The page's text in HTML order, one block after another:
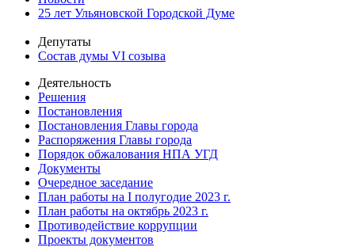
25 лет Ульяновской Городской Думе
Депутаты
Состав думы VI созыва
Деятельность
Решения
Постановления
Постановления Главы города
Распоряжения Главы города
Порядок обжалования НПА УГД
Документы
Очередное заседание
План работы на I полугодие 2023 г.
План работы на октябрь 2023 г.
Противодействие коррупции
Проекты документов